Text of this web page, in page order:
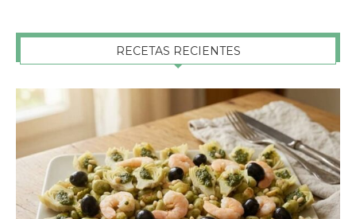
RECETAS RECIENTES